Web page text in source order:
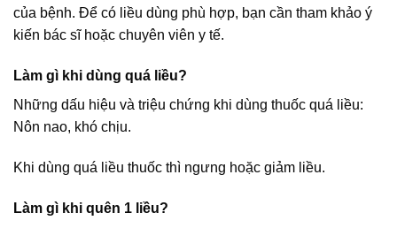
của bệnh. Để có liều dùng phù hợp, bạn cần tham khảo ý
kiến bác sĩ hoặc chuyên viên y tế.
Làm gì khi dùng quá liều?
Những dấu hiệu và triệu chứng khi dùng thuốc quá liều:
Nôn nao, khó chịu.
Khi dùng quá liều thuốc thì ngưng hoặc giảm liều.
Làm gì khi quên 1 liều?